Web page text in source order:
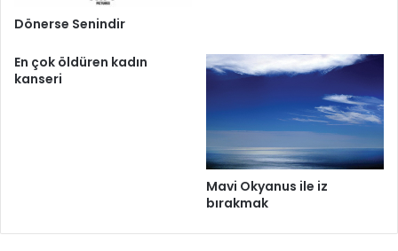
Dönerse Senindir
En çok öldüren kadın
kanseri
Mavi Okyanus ile iz
bırakmak